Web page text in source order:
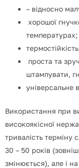
– відносно
хорошої
температурах;
проста та
штампувати,
універсальне
Використання при
високоякісної
тривалість
30 – 50 років
змінюється), але і